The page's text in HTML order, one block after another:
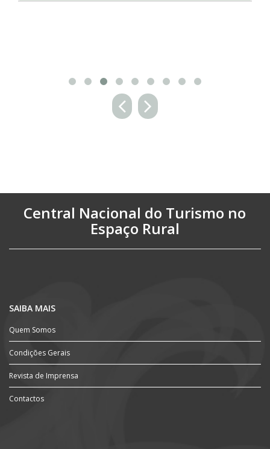
Central Nacional do Turismo no
Espaço Rural
SAIBA MAIS
Quem Somos
Condições Gerais
Revista de Imprensa
Contactos